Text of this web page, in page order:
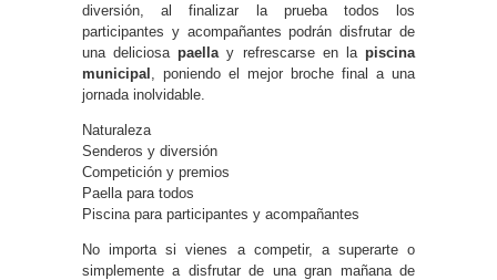
diversión, al finalizar la prueba todos los
participantes y acompañantes podrán disfrutar de
una deliciosapaella y refrescarse en lapiscina
municipal
, poniendo el mejor broche final a una
jornada inolvidable.
Naturaleza
Senderos y diversión
Competición y premios
Paella para todos
Piscina para participantes y acompañantes
No importa si vienes a competir, a superarte o
simplemente a disfrutar de una gran mañana de